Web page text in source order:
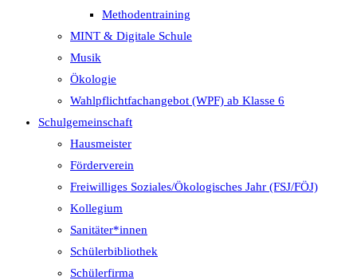
Methodentraining
MINT & Digitale Schule
Musik
Ökologie
Wahlpflichtfachangebot (WPF) ab Klasse 6
Schulgemeinschaft
Hausmeister
Förderverein
Freiwilliges Soziales/Ökologisches Jahr (FSJ/FÖJ)
Kollegium
Sanitäter*innen
Schülerbibliothek
Schülerfirma